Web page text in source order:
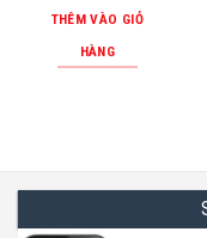
là:
1,150,000 ₫.
tại
là:
THÊM VÀO GIỎ
HÀNG